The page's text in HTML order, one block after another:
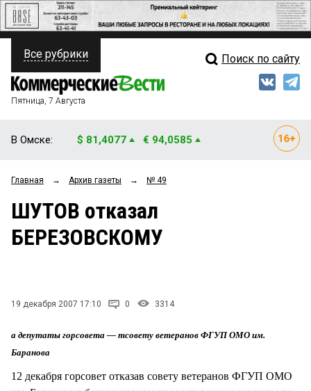
ПОЛИТИКА
ФИНАНСЫ
ОБЩЕСТВО
ЗАКОН
СТИЛЬ ЖИЗНИ
Свежий выпуск
Все рубрики Поиск по сайту
Пятница, 7 Августа
В Омске: $ 81,4077 € 94,0585
Главная → Архив газеты → № 49
ШУТОВ отказал
БЕРЕЗОВСКОМУ
19 декабря 2007 17:10 0 3314
а депутаты горсовета — тсовету ветеранов ФГУП ОМО им.
Баранова
12 декабря горсовет отказав совету ветеранов ФГУП ОМО